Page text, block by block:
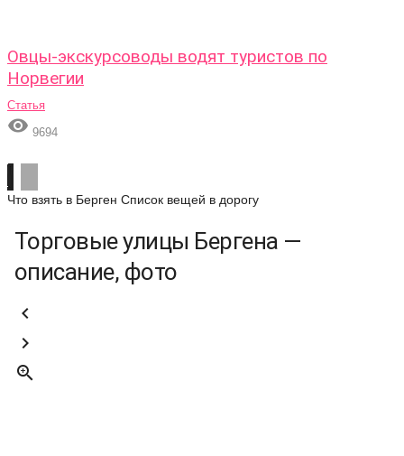
Овцы-экскурсоводы водят туристов по
Норвегии
Статья
 9694
Что взять в Берген Список вещей в дорогу
Торговые улицы Бергена —
описание, фото


